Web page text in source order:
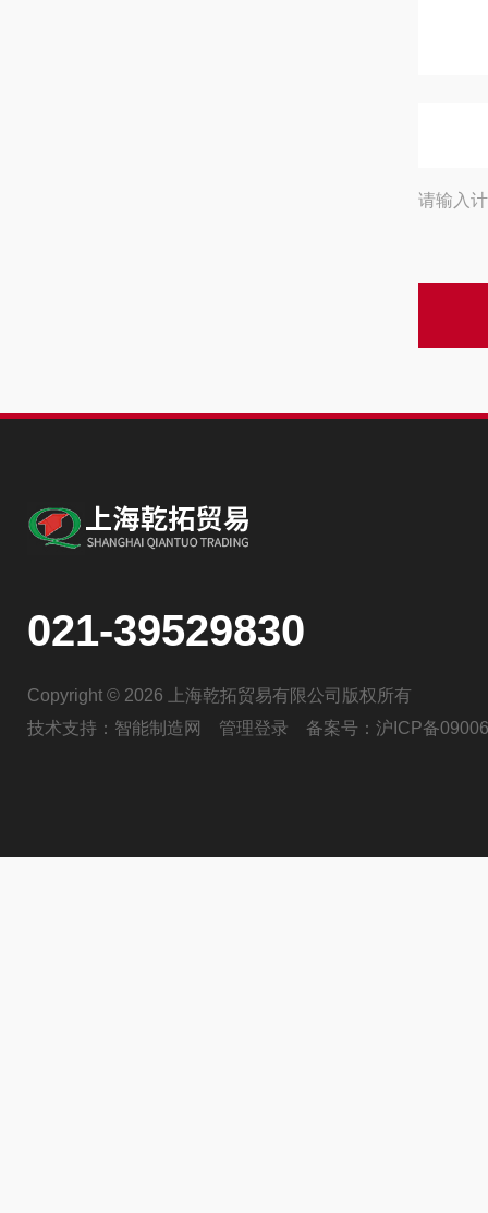
请输入
021-39529830
Copyright © 2026 上海乾拓贸易有限公司版权所有
技术支持： 智能制造网 管理登录 备案号： 沪ICP备